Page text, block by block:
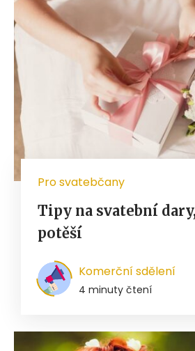
Pro svatebčany
Tipy na svatební
potěší
Komerční sdělení
4 minuty čtení